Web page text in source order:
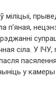
п’яная,
сіла. У
у